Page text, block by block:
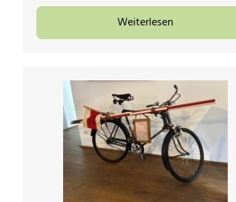
Weiterlesen